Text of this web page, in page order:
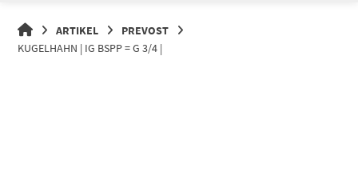
DRUCKLUFT-
ONLINE
ARTIKEL
PREVOST
KUGELHAHN | IG BSPP = G 3/4 |